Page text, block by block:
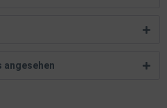
angesehen